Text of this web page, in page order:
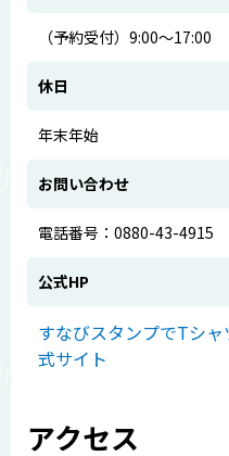
（予約受付）9:00～17:00
休日
年末年始
お問い合わせ
電話番号：0880-43-4915
公式HP
すなびスタンプでTシ
式サイト
アクセス